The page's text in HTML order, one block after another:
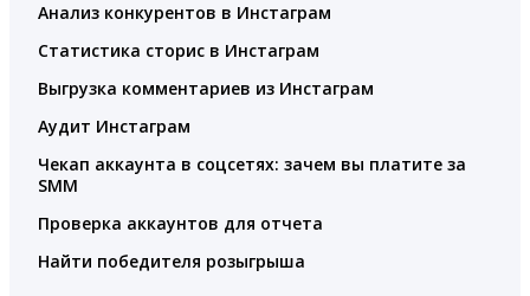
Анализ конкурентов в Инстаграм
Статистика сторис в Инстаграм
Выгрузка комментариев из Инстаграм
Аудит Инстаграм
Чекап аккаунта в соцсетях: зачем вы платите за
SMM
Проверка аккаунтов для отчета
Найти победителя розыгрыша